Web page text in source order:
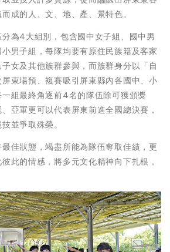
成的人、文、地、產、景特色。
為4大組別，包含國中女子組、國中男
男子組，每隊均要有原住民族籍及客家
女及其他族群參與，而族群身分以「自
東場預、複賽吸引屏東縣內各國中、小
組最終角逐前4名的隊伍除可獲頒獎
亞軍更可以代表屏東前進全國總決賽，
並爭取殊榮。
佳狀態，竭盡所能為隊伍奪取佳績，更
此的情感，將多元文化精神向下扎根，